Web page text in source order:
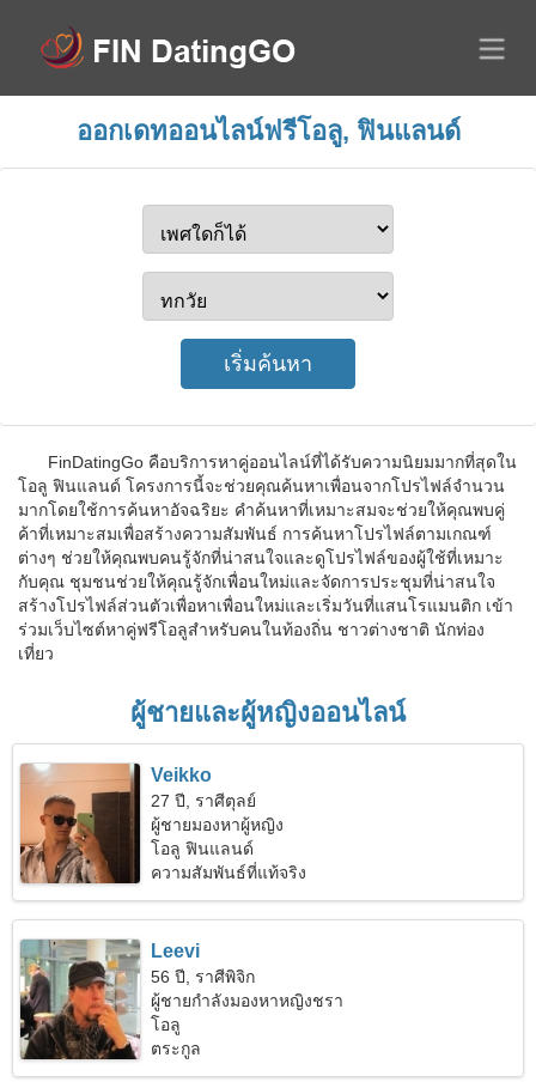
ออกเดทออนไลน์ฟรีโอลู, ฟินแลนด์
FinDatingGo คือบริการหาคู่ออนไลน์ที่ได้รับความนิยมมากที่สุดใน
โอลู ฟินแลนด์ โครงการนี้จะช่วยคุณค้นหาเพื่อนจากโปรไฟล์จำนวน
มากโดยใช้การค้นหาอัจฉริยะ คำค้นหาที่เหมาะสมจะช่วยให้คุณพบคู่
ค้าที่เหมาะสมเพื่อสร้างความสัมพันธ์ การค้นหาโปรไฟล์ตามเกณฑ์
ต่างๆ ช่วยให้คุณพบคนรู้จักที่น่าสนใจและดูโปรไฟล์ของผู้ใช้ที่เหมาะ
กับคุณ ชุมชนช่วยให้คุณรู้จักเพื่อนใหม่และจัดการประชุมที่น่าสนใจ
สร้างโปรไฟล์ส่วนตัวเพื่อหาเพื่อนใหม่และเริ่มวันที่แสนโรแมนติก เข้า
ร่วมเว็บไซต์หาคู่ฟรีโอลูสำหรับคนในท้องถิ่น ชาวต่างชาติ นักท่อง
เที่ยว
ผู้ชายและผู้หญิงออนไลน์
Veikko
27 ปี, ราศีตุลย์
ผู้ชายมองหาผู้หญิง
โอลู ฟินแลนด์
ความสัมพันธ์ที่แท้จริง
Leevi
56 ปี, ราศีพิจิก
ผู้ชายกำลังมองหาหญิงชรา
โอลู
ตระกูล